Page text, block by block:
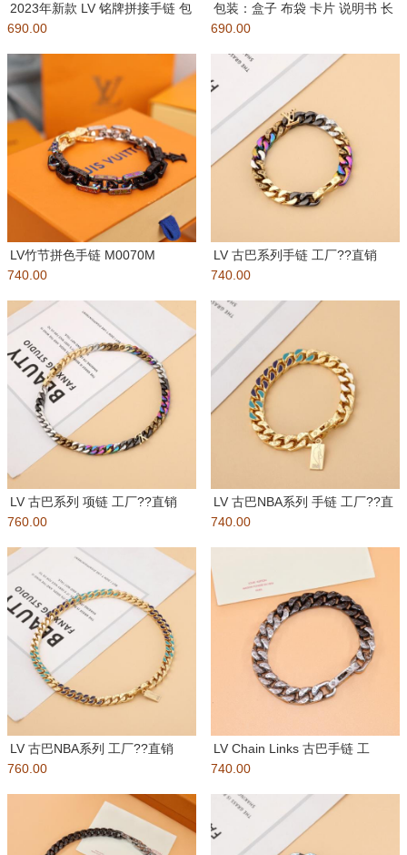
2023年新款 LV 铭牌拼接手链 包
装：盒子 布袋 卡片
690.00
包装：盒子 布袋 卡片 说明书 长
度：总长60cm M0
690.00
LV竹节拼色手链 M0070M
PARADISE CH
740.00
LV 古巴系列手链 工厂??直销
批： 包装：如图所示 盒子
740.00
LV 古巴系列 项链 工厂??直销
批： 包装：如图所示 盒
760.00
LV 古巴NBA系列 手链 工厂??直
销批： 包装：如图所
740.00
LV 古巴NBA系列 工厂??直销
批： 包装：如图所示 盒
760.00
LV Chain Links 古巴手链 工
厂??直销批：
740.00